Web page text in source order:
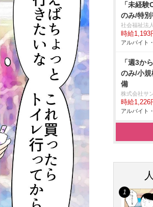
「未経
のみ/特
社会福祉法
時給1,193
アルバイト
「週3か
のみ/小
備
株式会社サ
時給1,226
アルバイト